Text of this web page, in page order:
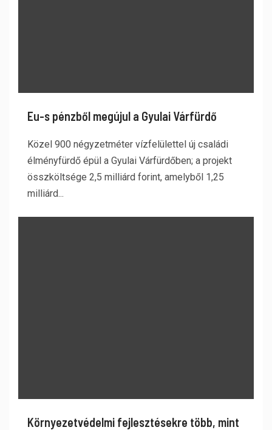
Eu-s pénzből megújul a Gyulai Várfürdő
Közel 900 négyzetméter vízfelülettel új családi
élményfürdő épül a Gyulai Várfürdőben; a projekt
összköltsége 2,5 milliárd forint, amelyből 1,25
milliárd...
Környezetvédelmi fejlesztésekre több, mint